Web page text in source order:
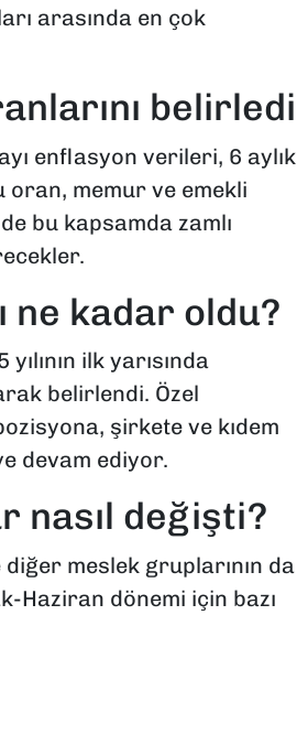
arasında en çok
belirledi
enflasyon verileri, 6 aylık
oran, memur ve emekli
bu kapsamda zamlı
ne kadar oldu?
ilk yarısında
belirlendi. Özel
şirkete ve kıdem
devam ediyor.
nasıl değişti?
meslek gruplarının da
Haziran dönemi için bazı